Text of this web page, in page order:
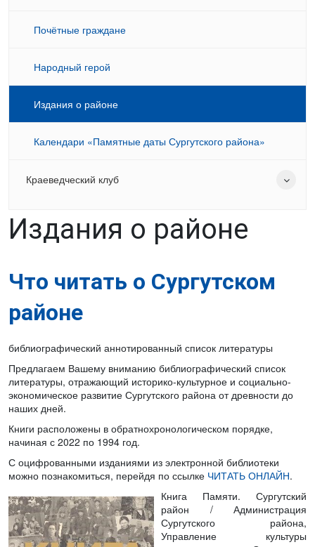
Почётные граждане
Народный герой
Издания о районе
Календари «Памятные даты Сургутского района»
Краеведческий клуб
Издания о районе
Что читать о Сургутском
районе
библиографический аннотированный список литературы
Предлагаем Вашему вниманию библиографический список
литературы, отражающий историко-культурное и социально-
экономическое развитие Сургутского района от древности до
наших дней.
Книги расположены в обратнохронологическом порядке,
начиная с 2022 по 1994 год.
С оцифрованными изданиями из электронной библиотеки
можно познакомиться, перейдя по ссылке ЧИТАТЬ ОНЛАЙН.
Книга Памяти. Сургутский
район / Администрация
Сургутского района,
Управление культуры